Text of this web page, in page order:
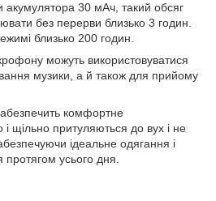
акумулятора 30 мАч, такий обсяг
без перерви близько 3 годин.
близько 200 годин.
можуть використовуватися
музики, а й також для прийому
комфортне
щільно притуляються до вух і не
ідеальне одягання і
усього дня.